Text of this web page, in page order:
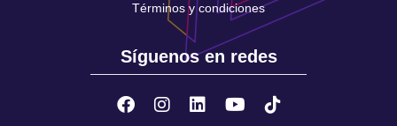
Términos y condiciones
Síguenos en redes